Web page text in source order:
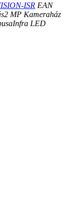
ISR EAN
2 MP Kameraház
Infra LED